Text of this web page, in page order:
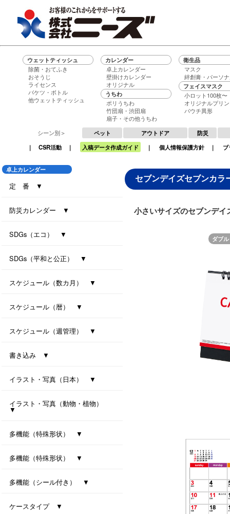
ウェットティッシュ
除菌・おてふき
おそうじ
ライセンス
バケツ・ボトル
他ウェットティッシュ
カレンダー
卓上カレンダー
壁掛けカレンダー
オリジナル
うちわ
ポリうちわ
竹団扇・渋団扇
扇子・その他うちわ
衛生品
マスク
絆創膏・パーソ
フェイスマスク
小ロット100枚〜
オリジナルプリ
パウチ異形
シーン別＞ ペット アウトドア
防災
｜ CSR活動 ｜ 入稿データ作成ガイド ｜ 個人情報保護方針 ｜
卓上カレンダー
定 番 ▼
セブンデイズセブンカラーズ（大）
セブンデイズセブンカラーズ（小）
エコグリーン（大）
エコ ブラウン（大）
エコ ブラウン（小）
セブンデイズセブンカラーズ（eco7）
インデックス・セブンカラーズ (All eco)
インデックス・セブンカラーズ
防災カレンダー ▼
SDGs（エコ） ▼
ｾﾊﾟﾚｰﾄ・ﾂｰﾏﾝｽ・7ｶﾗｰｽﾞ(All eco)
シンプル・セブンカラーズ (All eco)
種付き卓上カレンダー(ﾊﾞｼﾞﾙ)
種付き卓上カレンダー(ｸﾛｰﾊﾞｰ)
SDGs（平和と公正） ▼
卓上カレンダー Orizuru-smart-
スケジュール（数カ月） ▼
オールウェイズ･3マンス･7カラーズ
干支カレンダー（午）(All eco)
スリーマンスセブンカラーズ
スケジュール（暦） ▼
シンプルデイス（六曜なし）
スケジュール（週管理） ▼
月の満ち欠けと潮回り
インデックス・モノクロ
マンデースタート ビジネス
卓上シックスウィークス
書き込み ▼
ワークライフ・セブンカラーズ
卓上プラリングカレンダー（小）
卓上プラリングカレンダー（大）
イラスト・写真（日本） ▼
東海道五拾三次（週めくり）
卓上ｼﾞｬﾊﾟﾝｶﾗｰｲﾝﾃﾞｯｸｽ
イラスト・写真（動物・植物）
▼
ボタニカル 2027
ラブリーフレンズ（犬・猫）
カノン（花音）
多機能（特殊形状） ▼
オクルンダー・セブンカラーズ
ナチュラルメモルダー
卓上メモルダー
多機能（特殊形状） ▼
型抜き卓上カレンダー（干支）
MiniMini卓上カレンダー
多機能（シール付き） ▼
ケースタイプ ▼
セブンデイズセブンカラ
小さいサイズのセブンデイ
ダブ